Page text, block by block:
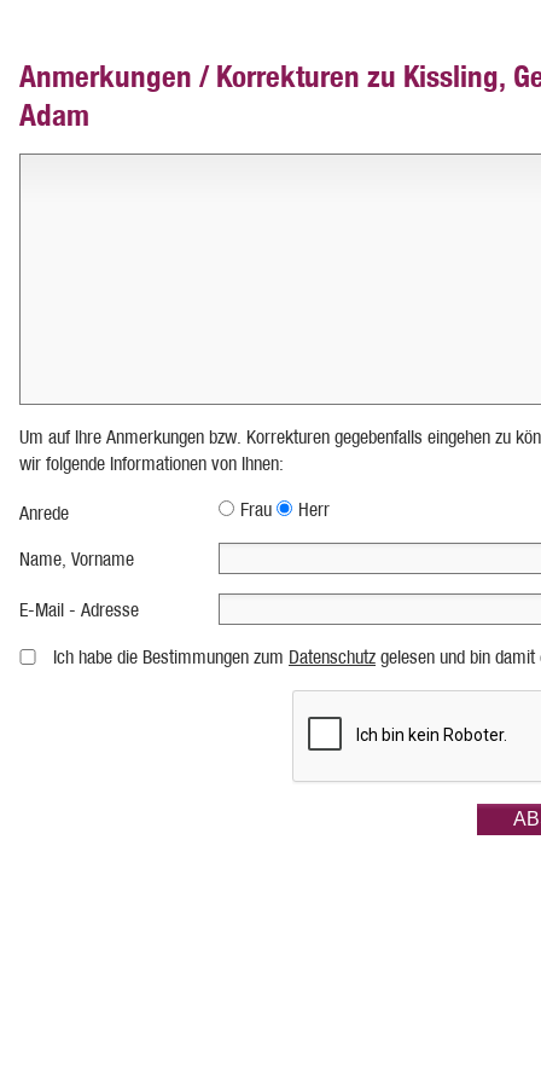
Anmerkungen / Korrekturen zu Kissling,
Adam
Um auf Ihre Anmerkungen bzw. Korrekturen gegebenfalls eingehen zu
wir folgende Informationen von Ihnen:
Anrede Frau Herr
Name, Vorname
E-Mail - Adresse
Ich habe die Bestimmungen zum Datenschutz gelesen und bin